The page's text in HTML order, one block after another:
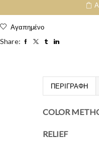
Αγαπημένο
Share:
ΠΕΡΙΓΡΑΦΉ
COLOR
RELIEF